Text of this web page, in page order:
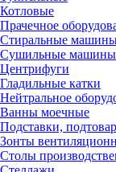
Котловые
Прачечное
Стиральные
Сушильные машины
Центрифуги
Гладильные катки
Нейтральное
Ванны моечные
Подставки,
Зонты
Столы